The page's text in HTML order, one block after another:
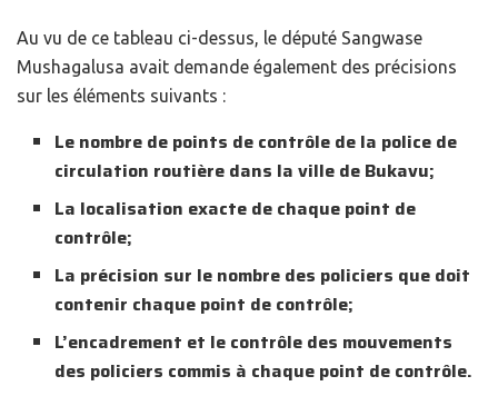
Au vu de ce tableau ci-dessus, le député Sangwase
Mushagalusa avait demande également des précisions
sur les éléments suivants :
Le nombre de points de contrôle de la police de
circulation routière dans la ville de Bukavu;
La localisation exacte de chaque point de
contrôle;
La précision sur le nombre des policiers que doit
contenir chaque point de contrôle;
L’encadrement et le contrôle des mouvements
des policiers commis à chaque point de contrôle.